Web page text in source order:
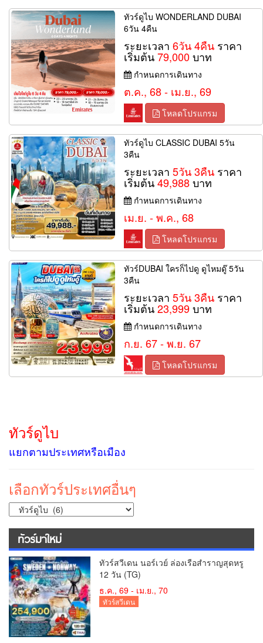
ทัวร์ดูไบ WONDERLAND DUBAI
6วัน 4คืน
ระยะเวลา6วัน 4คืน ราคา
เริ่มต้น79,000บาท
กำหนดการเดินทาง
ต.ค., 68 - เม.ย., 69
โหลดโปรแกรม
ทัวร์ดูไบ CLASSIC DUBAI 5วัน
3คืน
ระยะเวลา5วัน 3คืน ราคา
เริ่มต้น49,988บาท
กำหนดการเดินทาง
เม.ย. - พ.ค., 68
โหลดโปรแกรม
ทัวร์DUBAI ใครก็ไปดู ดูไหมดู๊ 5วัน
3คืน
ระยะเวลา5วัน 3คืน ราคา
เริ่มต้น23,999บาท
กำหนดการเดินทาง
ก.ย. 67 - พ.ย. 67
โหลดโปรแกรม
ทัวร์ดูไบ
แยกตามประเทศหรือเมือง
เลือกทัวร์ประเทศอื่นๆ
ทัวร์มาใหม่
ทัวร์สวีเดน นอร์เวย์ ล่องเรือสำราญสุดหรู
12 วัน (TG)
ธ.ค., 69 - เม.ย., 70
ทัวร์สวีเดน